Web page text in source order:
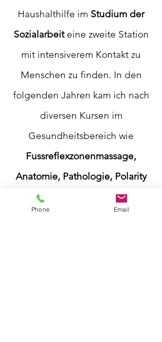
Haushalthilfe im Studium der
Sozialarbeiteine zweite Station
mit intensiverem Kontakt zu
Menschen zu finden. In den
folgenden Jahren kam ich nach
diversen Kursen im
Gesundheitsbereich wie
Fussreflexzonenmassage,
Anatomie, Pathologie, Polarity
oder Pranic Healing
immer mehr
Phone Email